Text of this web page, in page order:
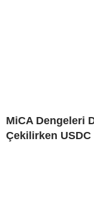
MiCA Dengeleri
Çekilirken USDC